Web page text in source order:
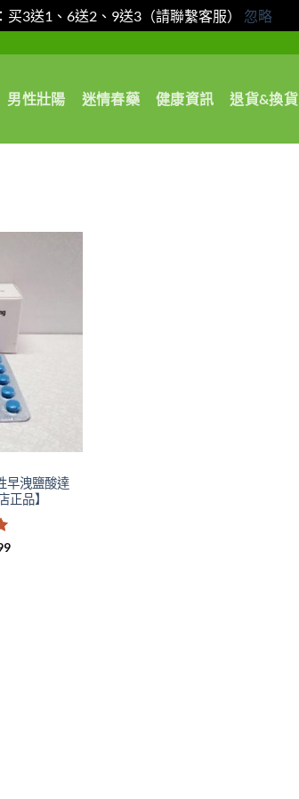
买3送1、6送2、9送3（請聯繫客服） 忽略
男性壯陽 迷情春藥 健康資訊 退貨&換貨
早洩鹽酸達
正品】
Price